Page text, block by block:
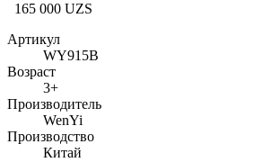
165 000 UZS
Артикул
WY915B
Возраст
3+
Производитель
WenYi
Производство
Китай